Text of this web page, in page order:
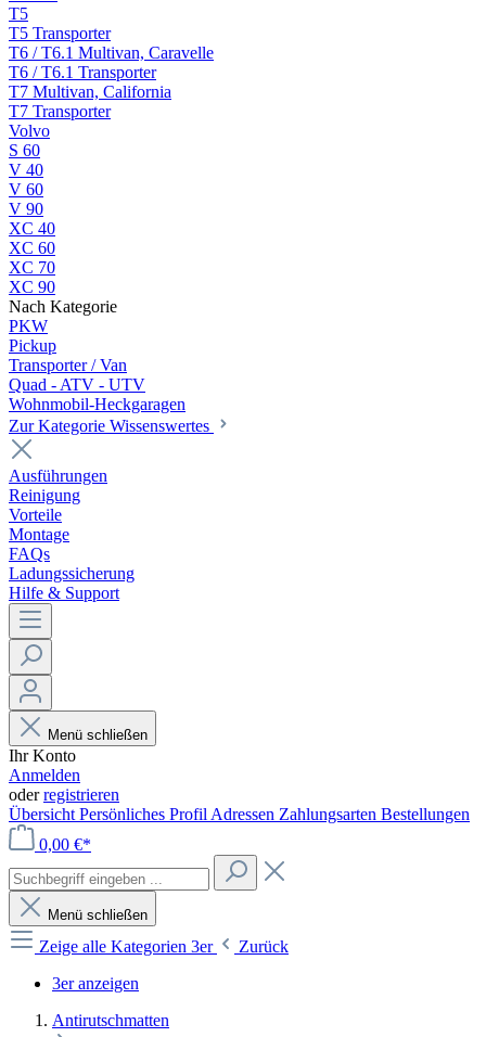
T5
T5 Transporter
T6 / T6.1 Multivan, Caravelle
T6 / T6.1 Transporter
T7 Multivan, California
T7 Transporter
Volvo
S 60
V 40
V 60
V 90
XC 40
XC 60
XC 70
XC 90
Nach Kategorie
PKW
Pickup
Transporter / Van
Quad - ATV - UTV
Wohnmobil-Heckgaragen
Zur Kategorie Wissenswertes
Ausführungen
Reinigung
Vorteile
Montage
FAQs
Ladungssicherung
Hilfe & Support
Menü schließen
Ihr Konto
Anmelden
oderregistrieren
Übersicht Persönliches Profil Adressen Zahlungsarten Bestellungen
0,00 €*
Menü schließen
Zeige alle Kategorien 3er
Zurück
3er anzeigen
Antirutschmatten